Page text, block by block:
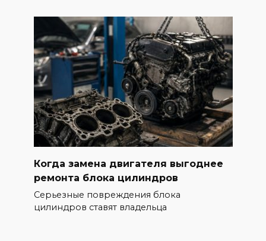
Когда замена двигателя выгоднее
ремонта блока цилиндров
Серьезные повреждения блока
цилиндров ставят владельца